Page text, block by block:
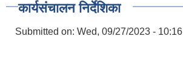
कार्यसंचालन निर्देशिका
Submitted on: Wed, 09/27/2023 - 10:16